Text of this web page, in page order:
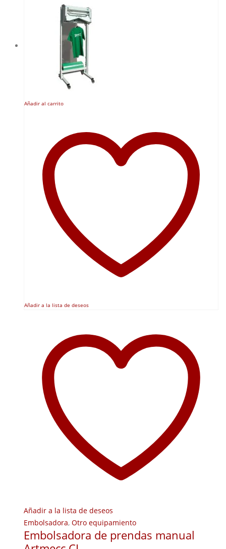
Añadir al carrito
Añadir a la lista de deseos
Añadir a la lista de deseos
Embolsadora, Otro equipamiento
Embolsadora de prendas manual